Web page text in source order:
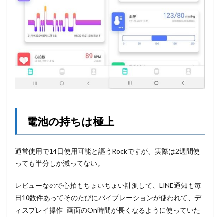
電池の持ちは極上
通常使用で14日使用可能と謳うRockですが、実際は2週間使
っても半分しか減ってない。
レビューなので心拍もちょいちょい計測して、LINE通知も毎
日10数件あってそのたびにバイブレーションが使われて、デ
ィスプレイ操作=画面のOn時間が長くなるように使っていた